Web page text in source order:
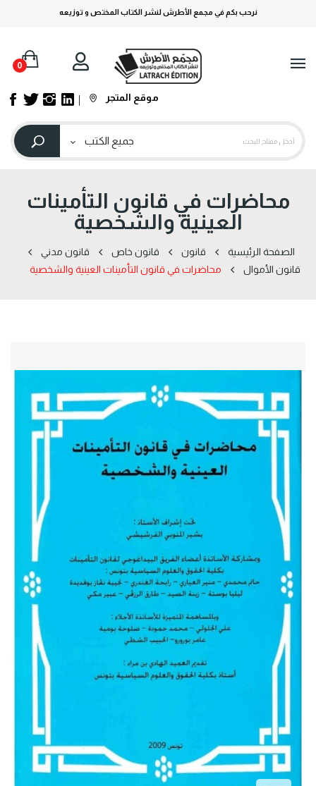
نرحب بكم في مجمع الأطرش لنشر الكتاب المختص و توزيعه
0
موقع المتجر
محاضرات في قانون التأمينات
العينية والشخصية
الصفحة الرئيسية قانون قانون خاص
قانون مدني
قانون الأموال
محاضرات في قانون التأمينات العينية والشخصية